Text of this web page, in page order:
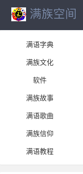
满语字典
满族文化
软件
满族故事
满语歌曲
满族信仰
满语教程